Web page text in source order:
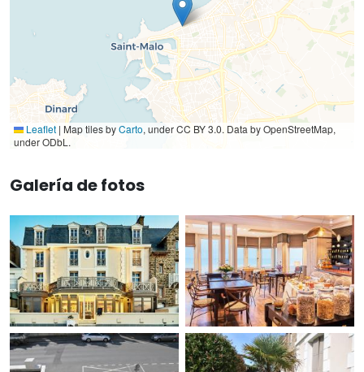
Leaflet | Map tiles byCarto, under CC BY 3.0. Data by OpenStreetMap,
under ODbL.
Galería de fotos